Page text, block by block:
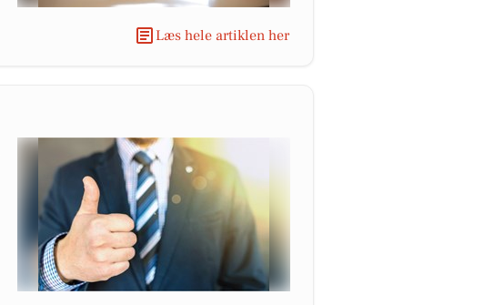
Læs hele artiklen her